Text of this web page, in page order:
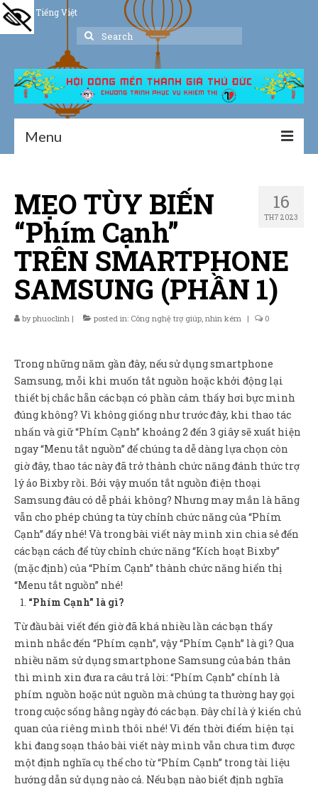
Tiếng Việt
Search
Menu
Giới thiệu
Hoạt động
Thư viện
Dịch vụ hỗ trợ
Sản Phẩm
Liên hệ
16
TH7 2023
MẸO TÙY BIẾN
“Phím Cạnh”
TRÊN SMARTPHONE
SAMSUNG (PHẦN 1)
byphuoclinh | posted in: Công nghệ trợ giúp, nhìn kém | 0
Trong những năm gần đây, nếu sử dụng smartphone
Samsung, mỗi khi muốn tắt nguồn hoặc khởi động lại
thiết bị chắc hẵn các bạn có phần cảm thấy hơi bực mình
đúng không? Vì không giống như trước đây, khi thao tác
nhấn và giữ “Phím Cạnh” khoảng 2 đến 3 giây sẽ xuất hiện
ngay “Menu tắt nguồn” để chúng ta dễ dàng lựa chọn còn
giờ đây, thao tác này đã trở thành chức năng đánh thức trợ
lý ảo Bixby rồi. Bởi vậy muốn tắt nguồn điện thoại
Samsung đâu có dễ phải không? Nhưng may mắn là hãng
vẫn cho phép chúng ta tùy chỉnh chức năng của “Phím
Cạnh” đấy nhé! Và trong bài viết này mình xin chia sẻ đến
các bạn cách để tùy chỉnh chức năng “Kích hoạt Bixby”
(mặc định) của “Phím Cạnh” thành chức năng hiển thị
“Menu tắt nguồn” nhé!
“Phím Cạnh” là gì?
Từ đầu bài viết đến giờ đã khá nhiều lần các bạn thấy
mình nhắc đến “Phím cạnh”, vậy “Phím Cạnh” là gì? Qua
nhiều năm sử dụng smartphone Samsung của bản thân
thì mình xin đưa ra câu trả lời: “Phím Cạnh” chính là
phím nguồn hoặc nút nguồn mà chúng ta thường hay gọi
trong cuộc sống hằng ngày đó các bạn. Đây chỉ là ý kiến chủ
quan của riêng mình thôi nhé! Vì đến thời điểm hiện tại
khi đang soạn thảo bài viết này mình vẫn chưa tìm được
một định nghĩa cụ thể cho từ “Phím Cạnh” trong tài liệu
hướng dẫn sử dụng nào cả. Nếu bạn nào biết định nghĩa